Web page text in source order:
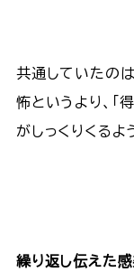
共通していたの
怖というより、「
がしっくりくるよ
繰り返し伝えた